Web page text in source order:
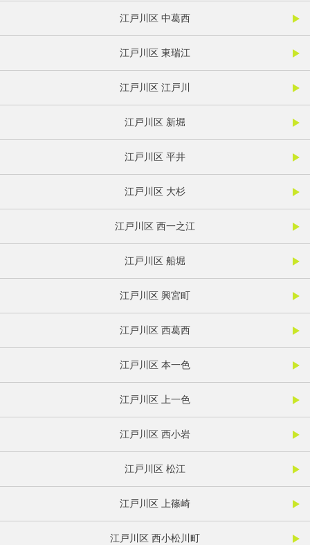
江戸川区 中葛西
江戸川区 東瑞江
江戸川区 江戸川
江戸川区 新堀
江戸川区 平井
江戸川区 大杉
江戸川区 西一之江
江戸川区 船堀
江戸川区 興宮町
江戸川区 西葛西
江戸川区 本一色
江戸川区 上一色
江戸川区 西小岩
江戸川区 松江
江戸川区 上篠崎
江戸川区 西小松川町